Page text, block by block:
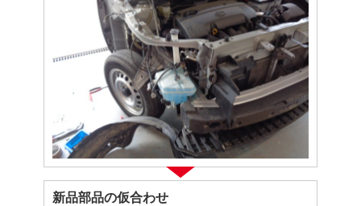
新品部品の仮合わせ